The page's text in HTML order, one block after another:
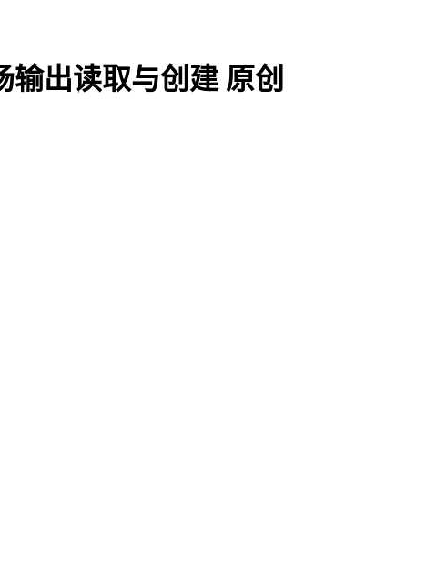
输出读取与创建 原创